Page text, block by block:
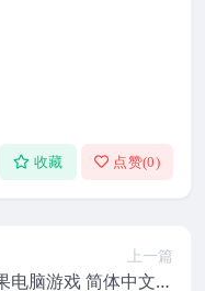
收藏 点赞(0)
上一篇
电脑游戏 简体中文版